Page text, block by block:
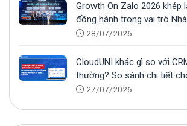
Growth On Zalo 2026 khép
đồng hành trong vai trò
28/07/2026
CloudUNI khác gì so với
thường? So sánh chi tiết
sinh27/07/2026